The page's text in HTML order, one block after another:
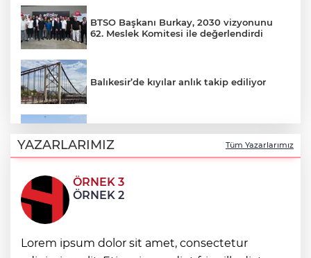
BTSO Başkanı Burkay, 2030 vizyonunu
62. Meslek Komitesi ile değerlendirdi
Balıkesir’de kıyılar anlık takip ediliyor
bireylere yaz tatili sunuyor
Trabzonspor'a büyük destek
Eskişehir'de kırsal mahallelere yeni su
depoları
YAZARLARIMIZ Tüm Yazarlarımız
ÖRNEK 3
ÖRNEK 2
Lorem ipsum dolor sit amet, consectetur